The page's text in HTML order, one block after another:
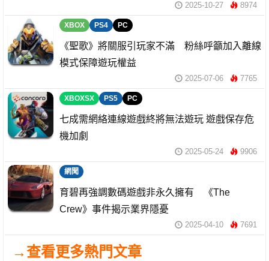
2025-10-27 8974
XBOX PS4 PC
《聖歌》將關服引玩家不滿 粉絲呼籲加入離線
模式保障遊玩權益
2025-07-06 7765
XBOXSX PS5 PC
七成需網絡連線遊戲終將無法遊玩 遊戲保存危
機加劇
2025-05-24 9906
網聞
育碧再強調數碼遊戲非永久擁有 《The
Crew》事件揭示業界隱憂
2025-04-10 7691
→查看更多熱門文章